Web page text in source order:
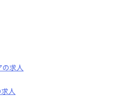
の求人
求人